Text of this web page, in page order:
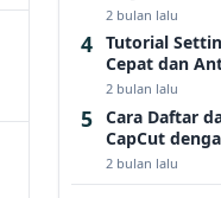
2 bulan lalu
Tutorial
Cepat dan
2 bulan lalu
Cara Daftar
CapCut
2 bulan lalu